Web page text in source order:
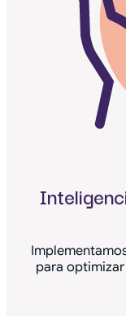
para